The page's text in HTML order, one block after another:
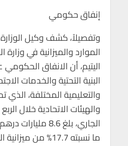
إنفاق حكومي
وتفصيلاً، كشف وكيل
الموارد والميزانية في
اليتيم، أن الانفاق
البنية التحتية والخدمات
والتعليمية المختلفة، الذي
والهيئات الاتحادية خلال
الجاري، بلغ 8.6
ما نسبته 17.7% من ميزانية الدولة.